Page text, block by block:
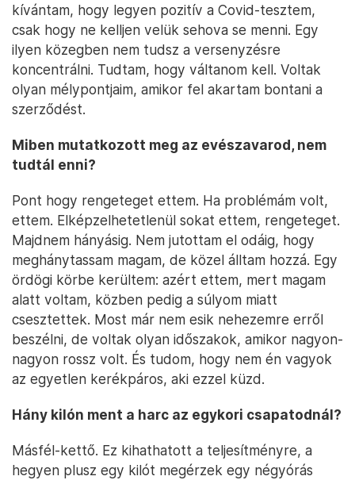
kívántam, hogy legyen pozitív a Covid-tesztem,
csak hogy ne kelljen velük sehova se menni. Egy
ilyen közegben nem tudsz a versenyzésre
koncentrálni. Tudtam, hogy váltanom kell. Voltak
olyan mélypontjaim, amikor fel akartam bontani a
szerződést.
Miben mutatkozott meg az evészavarod, nem
tudtál enni?
Pont hogy rengeteget ettem. Ha problémám volt,
ettem. Elképzelhetetlenül sokat ettem, rengeteget.
Majdnem hányásig. Nem jutottam el odáig, hogy
meghánytassam magam, de közel álltam hozzá. Egy
ördögi körbe kerültem: azért ettem, mert magam
alatt voltam, közben pedig a súlyom miatt
csesztettek. Most már nem esik nehezemre erről
beszélni, de voltak olyan időszakok, amikor nagyon-
nagyon rossz volt. És tudom, hogy nem én vagyok
az egyetlen kerékpáros, aki ezzel küzd.
Hány kilón ment a harc az egykori csapatodnál?
Másfél-kettő. Ez kihathatott a teljesítményre, a
hegyen plusz egy kilót megérzek egy négyórás